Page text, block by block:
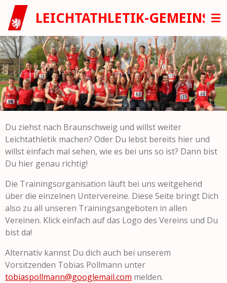
Zum
Hauptinhalt
springen
LEICHTATHLETIK-
Du ziehst nach Braunschweig und willst weiter
Leichtathletik machen? Oder Du lebst bereits hier und
willst einfach mal sehen, wie es bei uns so ist? Dann bist
Du hier genau richtig!
Die Trainingsorganisation läuft bei uns weitgehend
über die einzelnen Untervereine. Diese Seite bringt Dich
also zu all unseren Trainingsangeboten in allen
Vereinen. Klick einfach auf das Logo des Vereins und Du
bist da!
Alternativ kannst Du dich auch bei unserem
Vorsitzenden Tobias Pollmann unter
tobiaspollmann@googlemail.com melden.